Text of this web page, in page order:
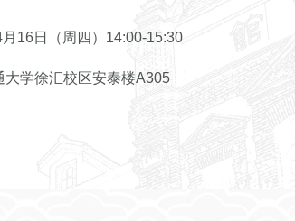
16日（周四）14:00-15:30
大学徐汇校区安泰楼A305